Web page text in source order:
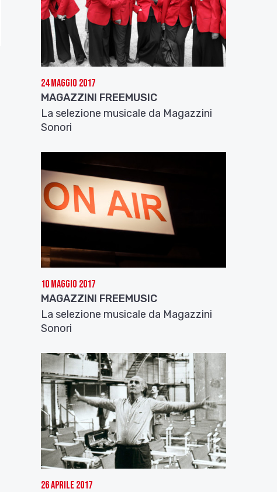
24 Maggio 2017
MAGAZZINI FREEMUSIC
La selezione musicale da Magazzini
Sonori
10 Maggio 2017
MAGAZZINI FREEMUSIC
La selezione musicale da Magazzini
Sonori
26 Aprile 2017